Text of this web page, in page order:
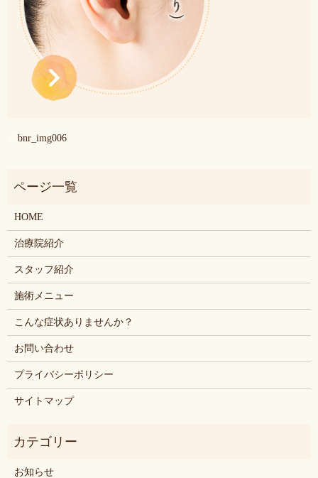
bnr_img006
HOME
治療院紹介
スタッフ紹介
施術メニュー
こんな症状ありませんか？
お問い合わせ
プライバシーポリシー
サイトマップ
お知らせ